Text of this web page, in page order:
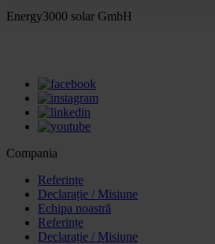
Energy3000 solar GmbH
Compania
Referințe
Declarație / Misiune
Echipa noastră
Referințe
Declarație / Misiune